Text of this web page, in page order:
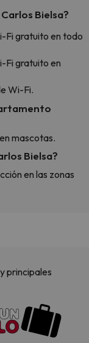
Bielsa?
Fi gratuito en todo
Fi gratuito en
Wi-Fi.
mascotas.
Bielsa?
en las zonas
principales